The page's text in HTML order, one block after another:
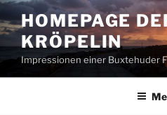
Zum
Inhalt
springen
HOMEPAGE
KRÖPELIN
Impressionen einer Buxtehuder